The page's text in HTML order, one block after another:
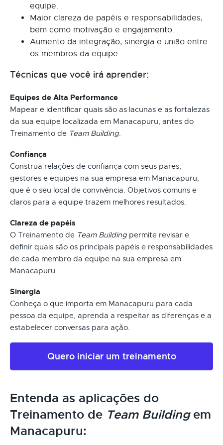
equipe.
Maior clareza de papéis e responsabilidades,
bem como motivação e engajamento.
Aumento da integração, sinergia e união entre
os membros da equipe.
Técnicas que você irá aprender:
Equipes de Alta Performance
Mapear e identificar quais são as lacunas e as fortalezas
da sua equipe localizada em Manacapuru, antes do
Treinamento de Team Building.
Confiança
Construa relações de confiança com seus pares,
gestores e equipes na sua empresa em Manacapuru,
que é o seu local de convivência. Objetivos comuns e
claros para a equipe trazem melhores resultados.
Clareza de papéis
O Treinamento de Team Building permite revisar e
definir quais são os principais papéis e responsabilidades
de cada membro da equipe na sua empresa em
Manacapuru.
Sinergia
Conheça o que importa em Manacapuru para cada
pessoa da equipe, aprenda a respeitar as diferenças e a
estabelecer conversas para ação.
Quero iniciar um treinamento
Entenda as aplicações do
Treinamento de Team Buildingem
Manacapuru: